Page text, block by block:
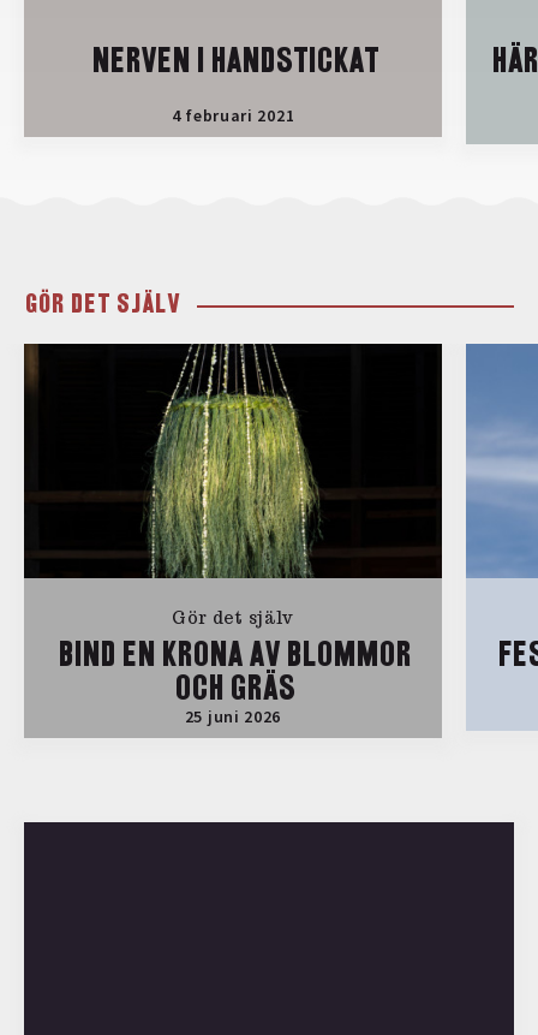
NERVEN I HANDSTICKAT
4 februari 2021
GÖR DET SJÄLV
Gör det själv
BIND EN KRONA AV BLOMMOR
OCH GRÄS
25 juni 2026